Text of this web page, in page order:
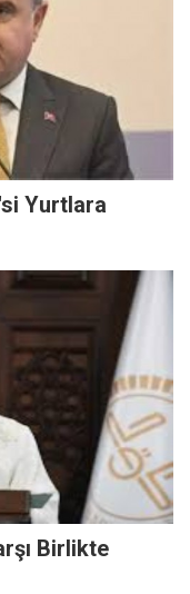
Yurtlara
Birlikte